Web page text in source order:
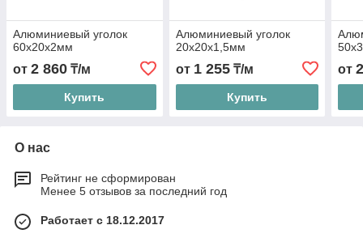
Алюминиевый уголок
60х20х2мм
от 2 860 ₸/м
Купить
Алюминиевый уголок
20х20х1,5мм
от 1 255₸/м
Купить
от
О нас
Рейтинг не сформирован
Менее 5 отзывов за последний год
Работает с 18.12.2017